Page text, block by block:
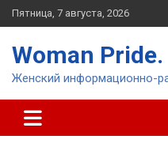
Перейти
к
Пятница, 7 августа, 2026
Woman Pride.
Женский информационно-